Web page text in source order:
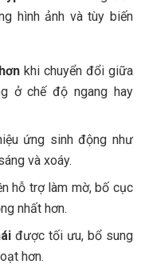
hình ảnh và tùy biến
khi chuyển đổi giữa
ở chế độ ngang hay
ứng sinh động như
và xoáy.
hỗ trợ làm mờ, bố cục
nhất hơn.
được tối ưu, bổ sung
hơn.